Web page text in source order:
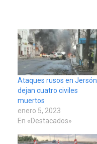
Ataques rusos en Jersón
dejan cuatro civiles
muertos
enero 5, 2023
En «Destacados»